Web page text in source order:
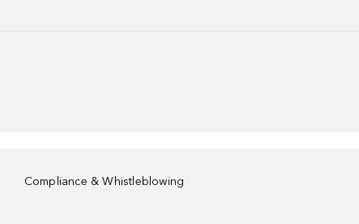
Compliance & Whistleblowing